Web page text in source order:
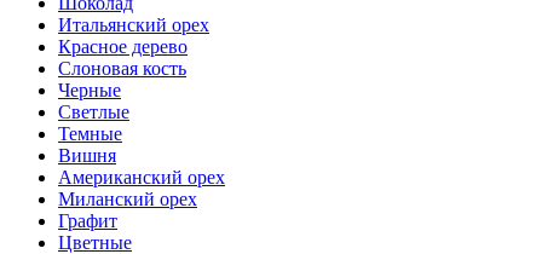
Итальянский орех
Красное дерево
Слоновая кость
Черные
Светлые
Темные
Вишня
Американский орех
Миланский орех
Графит
Цветные